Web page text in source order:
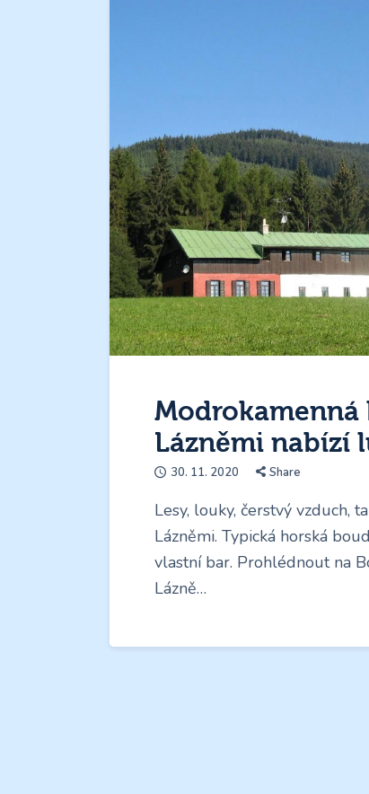
Lázněmi nabízí
30. 11. 2020 Share
Lesy, louky, čerstvý vzduch,
Lázněmi. Typická horská
vlastní bar. Prohlédnout na
Lázně…